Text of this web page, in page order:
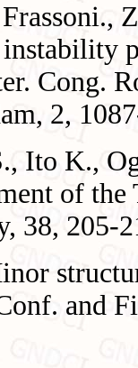
Cong.
2,
Ito K.,
of
38, 205-
and